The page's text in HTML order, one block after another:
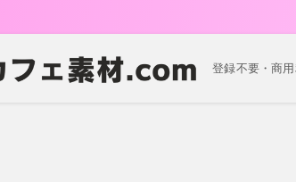
登録不要・商